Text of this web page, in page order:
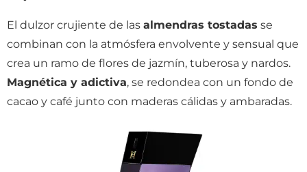
El dulzor crujiente de las almendras tostadas se
combinan con la atmósfera envolvente y sensual que
crea un ramo de flores de jazmín, tuberosa y nardos.
Magnética y adictiva, se redondea con un fondo de
cacao y café junto con maderas cálidas y ambaradas.